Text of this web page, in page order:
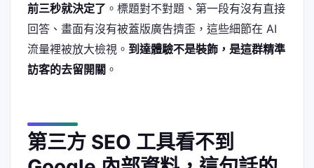
前三秒就決定了 。標題對不對題、第一段有沒有直接
回答、畫面有沒有被蓋版廣告擠歪，這些細節在 AI
流量裡被放大檢視。 到達體驗不是裝飾，是這群精準
訪客的去留開關 。
第三方 SEO 工具看不到